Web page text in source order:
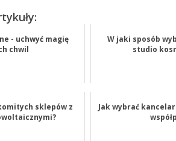
- uchwyć magię
chwil
W jaki sposób
studio
sklepów z
Jak wybrać